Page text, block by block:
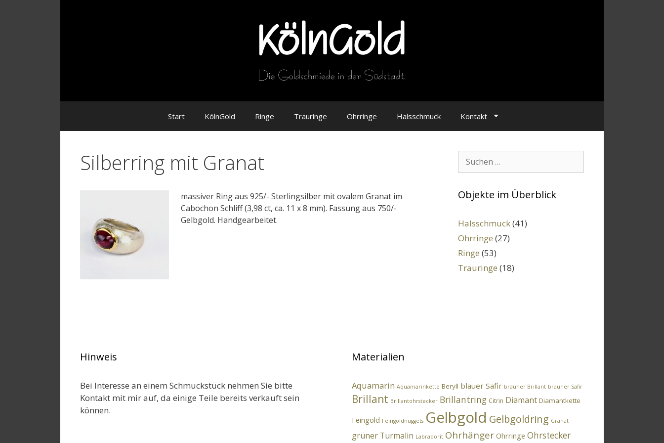
Start KölnGold Ringe Trauringe Ohrringe Halsschmuck Kontakt
Silberring mit Granat
massiver Ring aus 925/- Sterlingsilber mit ovalem Granat im
Cabochon Schliff (3,98 ct, ca. 11 x 8 mm). Fassung aus 750/-
Gelbgold. Handgearbeitet.
Suchen:
Objekte im Überblick
Halsschmuck(41)
Ohrringe (27)
Ringe (53)
Trauringe (18)
Hinweis
Bei Interesse an einem Schmuckstück nehmen Sie bitte
Kontakt mit mir auf, da einige Teile bereits verkauft sein
können.
Materialien
Aquamarin Aquamarinkette Beryll blauer Safir brauner Brillant brauner Safir
Brillant Brillantohrstecker Brillantring Citrin Diamant Diamantkette
Feingold Feingoldnuggets Gelbgold Gelbgoldring Granat
grüner Turmalin Labradorit Ohrhänger Ohrringe Ohrstecker